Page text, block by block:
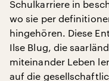
Schulkarriere in
wo sie per
hingehören. Diese
Ilse Blug, die
miteinander Leben
auf die